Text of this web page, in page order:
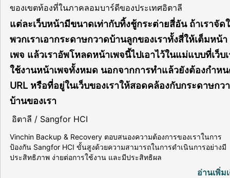
ของเขตท้องที่ในภาคลอมบาร์ดีของประเทศอิตาลี
แต่ละเว็บหน้ามีขนาดเท่ากับทิ้งชู้กระต่ายสี่อัน ถ้าเราจัด
พวกเราเอากระดาษกวาดบ้านลูกของเราทั้งสี่ให้เต็มหน้า
เพจ แล้วเราอัพโหลดหน้าเพจนี้ไปเอาไว้ในแม่แบบที่เว็บ
ใช้งานหน้าเพจทั้งหมด นอกจากการทำแล้วยังต้องกำห
URL หรือที่อยู่ในเว็บของเราให้สอดคล้องกับกระดาษกว
บ้านของเรา
อิตาลี / Sangfor HCI
Vinchin Backup & Recovery ตอบสนองความต้องการของเราในการ
ป้องกัน Sangfor HCI ขั้นสูงด้วยความสามารถในการดำเนินการอย่างมี
ประสิทธิภาพ ง่ายต่อการใช้งาน และมีประสิทธิผล
อ่านเพิ่ม